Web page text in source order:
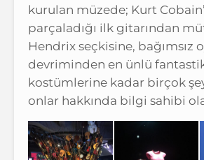
kurulan müzede; Kurt
parçaladığı ilk gitarından
Hendrix seçkisine, bağımsız
devriminden en ünlü
kostümlerine kadar birçok
onlar hakkında bilgi sahibi